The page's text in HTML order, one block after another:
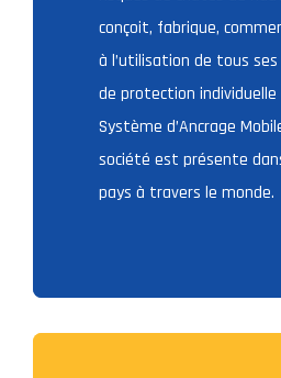
conçoit, fabrique,
à l’utilisation de tous
de protection
Système d’Ancrage
société est présente
pays à travers le monde.